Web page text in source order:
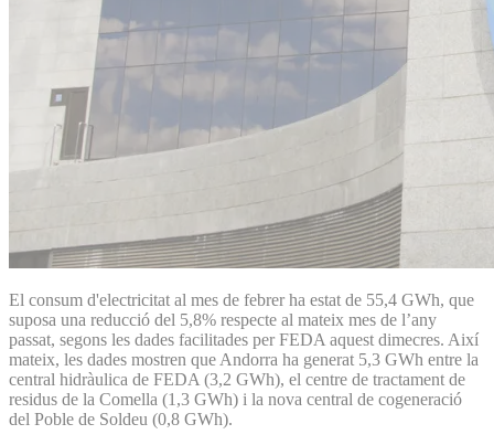
El consum d'electricitat al mes de febrer ha estat de 55,4 GWh, que
suposa una reducció del 5,8% respecte al mateix mes de l’any
passat, segons les dades facilitades per FEDA aquest dimecres. Així
mateix, les dades mostren que Andorra ha generat 5,3 GWh entre la
central hidràulica de FEDA (3,2 GWh), el centre de tractament de
residus de la Comella (1,3 GWh) i la nova central de cogeneració
del Poble de Soldeu (0,8 GWh).